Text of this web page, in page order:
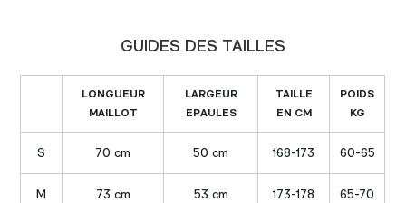
GUIDES DES TAILLES
LONGUEUR
MAILLOT
LARGEUR
EPAULES
TAILLE
EN CM
POIDS
KG
S 70 cm 50 cm 168-173 60-65
M 73 cm 53 cm 173-178 65-70